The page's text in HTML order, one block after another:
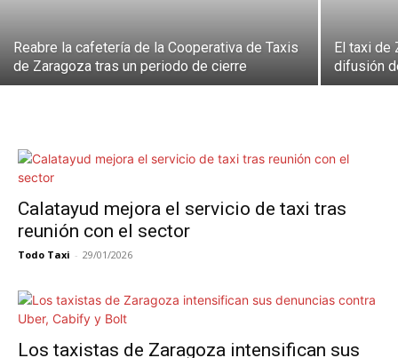
Reabre la cafetería de la Cooperativa de Taxis
de Zaragoza tras un periodo de cierre
El taxi de
difusión
Calatayud mejora el servicio de taxi tras
reunión con el sector
Todo Taxi - 29/01/2026
Los taxistas de Zaragoza intensifican sus